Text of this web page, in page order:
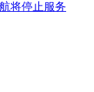
将停止服务